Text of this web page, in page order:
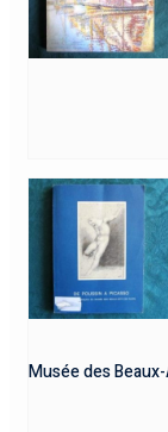
Musée des